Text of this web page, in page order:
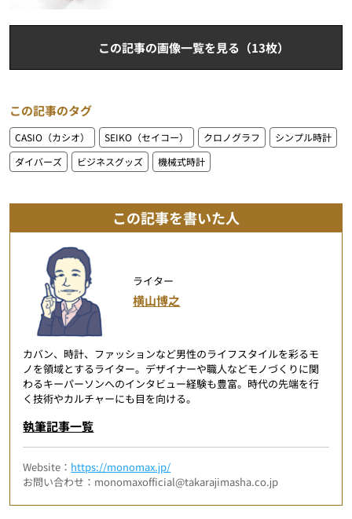
この記事の画像一覧を見る（13枚）
この記事のタグ
CASIO（カシオ） SEIKO（セイコー） クロノグラフ
シンプル時計
ダイバーズ
ビジネスグッズ 機械式時計
この記事を書いた人
ライター
横山博之
カバン、時計、ファッションなど男性のライフスタイルを彩るモ
ノを領域とするライター。デザイナーや職人などモノづくりに関
わるキーパーソンへのインタビュー経験も豊富。時代の先端を行
く技術やカルチャーにも目を向ける。
執筆記事一覧
Website： https://monomax.jp/
お問い合わせ：monomaxofficial@takarajimasha.co.jp